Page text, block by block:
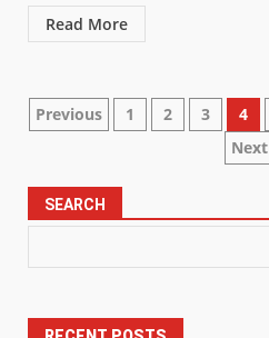
Read More
Previous 1 2 3 4
Next
SEARCH